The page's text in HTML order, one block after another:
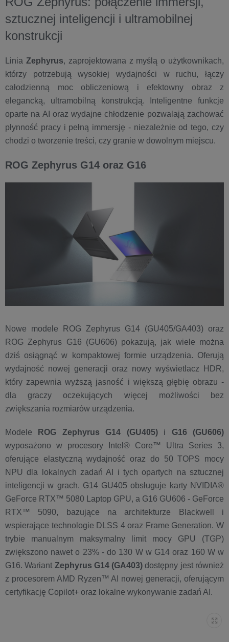
sztucznej inteligencji i ultramobilnej
konstrukcji
Linia Zephyrus, zaprojektowana z myślą o użytkownikach,
którzy potrzebują wysokiej wydajności w ruchu, łączy
całodzienną moc obliczeniową i efektowny obraz z
elegancką, ultramobilną konstrukcją. Inteligentne funkcje
oparte na AI oraz wydajne chłodzenie pozwalają zachować
płynność pracy i pełną immersję - niezależnie od tego, czy
chodzi o tworzenie treści, czy granie w dowolnym miejscu.
ROG Zephyrus G14 oraz G16
Nowe modele ROG Zephyrus G14 (GU405/GA403) oraz
ROG Zephyrus G16 (GU606) pokazują, jak wiele można
dziś osiągnąć w kompaktowej formie urządzenia. Oferują
wydajność nowej generacji oraz nowy wyświetlacz HDR,
który zapewnia wyższą jasność i większą głębię obrazu -
dla graczy oczekujących więcej możliwości bez
zwiększania rozmiarów urządzenia.
Modele ROG Zephyrus G14 (GU405)i G16 (GU606)
wyposażono w procesory Intel® Core™ Ultra Series 3,
oferujące elastyczną wydajność oraz do 50 TOPS mocy
NPU dla lokalnych zadań AI i tych opartych na sztucznej
inteligencji w grach. G14 GU405 obsługuje karty NVIDIA®
GeForce RTX™ 5080 Laptop GPU, a G16 GU606 - GeForce
RTX™ 5090, bazujące na architekturze Blackwell i
wspierające technologie DLSS 4 oraz Frame Generation. W
trybie manualnym maksymalny limit mocy GPU (TGP)
zwiększono nawet o 23% - do 130 W w G14 oraz 160 W w
G16. Wariant Zephyrus G14 (GA403) dostępny jest również
z procesorem AMD Ryzen™ AI nowej generacji, oferującym
certyfikację Copilot+ oraz lokalne wykonywanie zadań AI.